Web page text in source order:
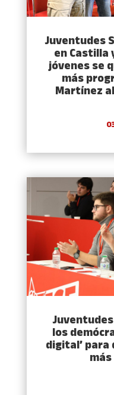
Juventudes
en Castilla
jóvenes se
más
Martínez
los
digital’ para